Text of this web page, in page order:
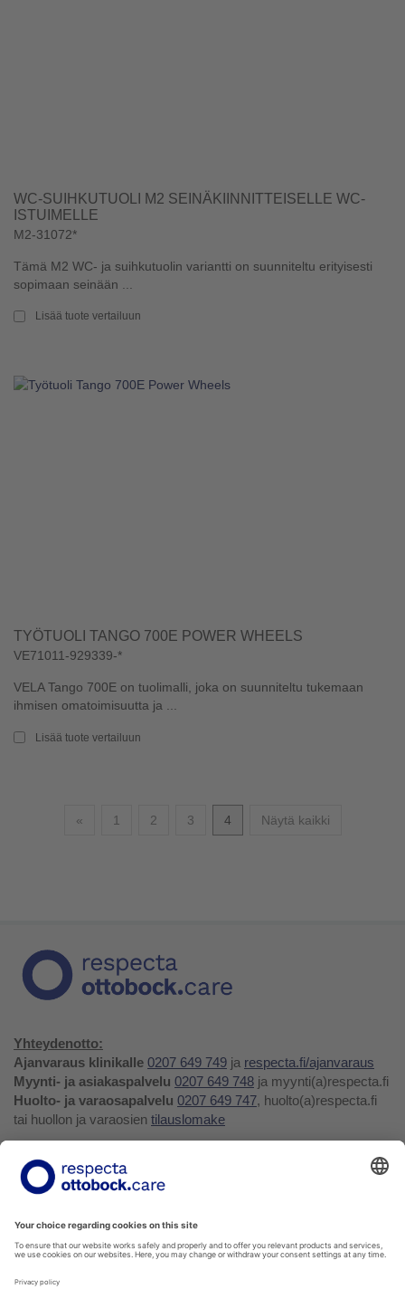
WC-SUIHKUTUOLI M2 SEINÄKIINNITTEISELLE WC-
ISTUIMELLE
M2-31072*
Tämä M2 WC- ja suihkutuolin variantti on suunniteltu erityisesti
sopimaan seinään ...
Lisää tuote vertailuun
TYÖTUOLI TANGO 700E POWER WHEELS
VE71011-929339-*
VELA Tango 700E on tuolimalli, joka on suunniteltu tukemaan
ihmisen omatoimisuutta ja ...
Lisää tuote vertailuun
«Edellinen
1 2 3 4 Näytä kaikki
Yhteydenotto:
Ajanvaraus klinikalle 0207 649 749 ja respecta.fi/ajanvaraus
Myynti- ja asiakaspalvelu 0207 649 748 ja myynti(a)respecta.fi
Huolto- ja varaosapalvelu 0207 649 747, huolto(a)respecta.fi
tai huollon ja varaosien tilauslomake
Facebook
Youtube
Tietosuojakäytäntö
Privacy Policy
Soittohinnat oman operaattorin matkapuhelin- tai
paikallispuhelumaksun mukaisesti.